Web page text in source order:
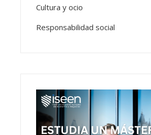
Cultura y ocio
Responsabilidad social